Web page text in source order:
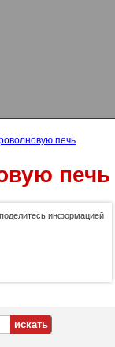
печь
печь
информацией